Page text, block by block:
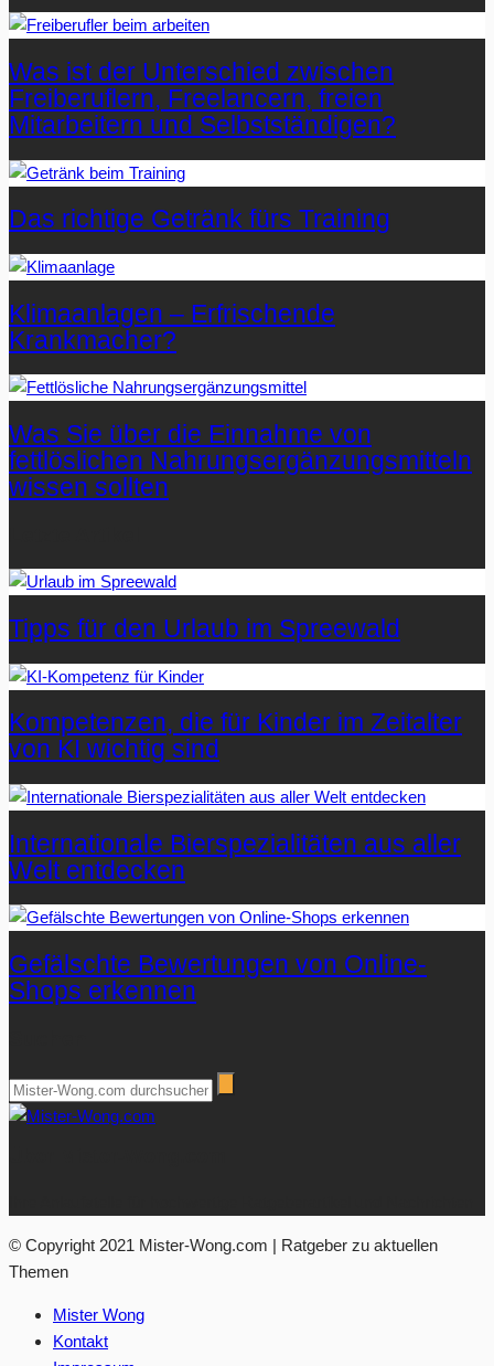
Was ist der Unterschied zwischen
Freiberuflern, Freelancern, freien
Mitarbeitern und Selbstständigen?
Das richtige Getränk fürs Training
Klimaanlagen – Erfrischende
Krankmacher?
Was Sie über die Einnahme von
fettlöslichen Nahrungsergänzungsmitteln
wissen sollten
Tipps für den Urlaub im Spreewald
Kompetenzen, die für Kinder im Zeitalter
von KI wichtig sind
Internationale Bierspezialitäten aus aller
Welt entdecken
Gefälschte Bewertungen von Online-
Shops erkennen
© Copyright 2021 Mister-Wong.com | Ratgeber zu aktuellen
Themen
Mister Wong
Kontakt